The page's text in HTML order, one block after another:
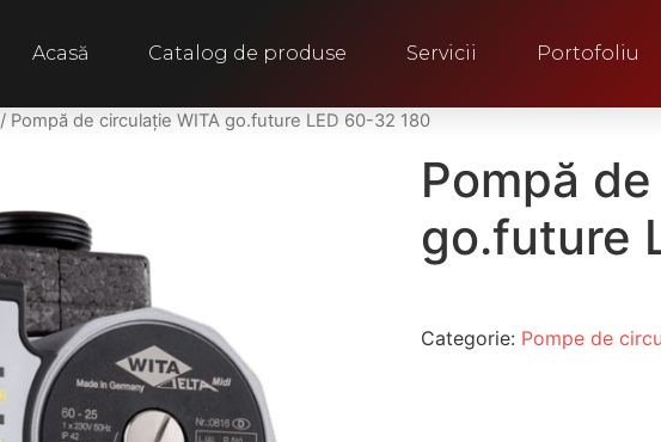
Acasă Catalog de produse Servicii Portofoliu
/ Pompă de circulație WITA go.future LED 60-32 180
Pompă
go.future
Categorie: Pompe de